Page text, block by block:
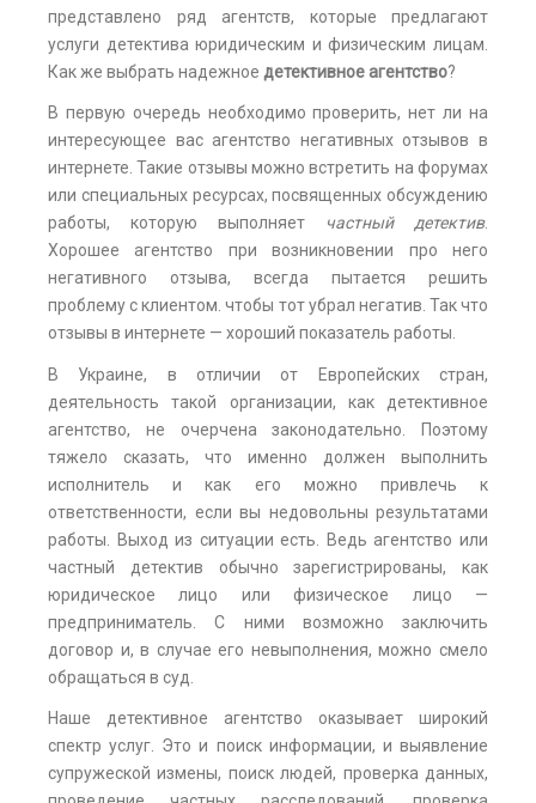
представлено ряд агентств, которые предлагают
услуги детектива юридическим и физическим лицам.
Как же выбрать надежное детективное агентство?
В первую очередь необходимо проверить, нет ли на
интересующее вас агентство негативных отзывов в
интернете. Такие отзывы можно встретить на форумах
или специальных ресурсах, посвященных обсуждению
работы, которую выполняет
частный детектив.
Хорошее агентство при возникновении про него
негативного отзыва, всегда пытается решить
проблему с клиентом. чтобы тот убрал негатив. Так что
отзывы в интернете — хороший показатель работы.
В Украине, в отличии от Европейских стран,
деятельность такой организации, как детективное
агентство, не очерчена законодательно. Поэтому
тяжело сказать, что именно должен выполнить
исполнитель и как его можно привлечь к
ответственности, если вы недовольны результатами
работы. Выход из ситуации есть. Ведь агентство или
частный детектив обычно зарегистрированы, как
юридическое лицо или физическое лицо —
предприниматель. С ними возможно заключить
договор и, в случае его невыполнения, можно смело
обращаться в суд.
Наше детективное агентство оказывает широкий
спектр услуг. Это и поиск информации, и выявление
супружеской измены, поиск людей, проверка данных,